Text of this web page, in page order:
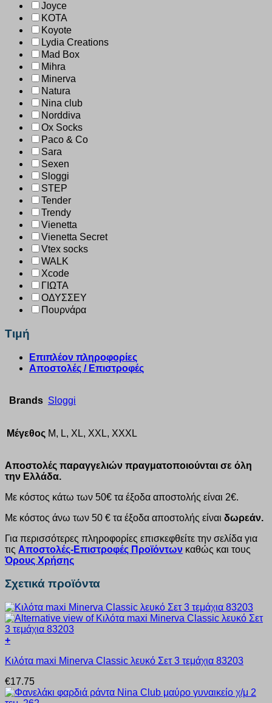
Joyce
KOTA
Koyote
Lydia Creations
Mad Box
Mihra
Minerva
Natura
Nina club
Norddiva
Ox Socks
Paco & Co
Sara
Sexen
Sloggi
STEP
Tender
Trendy
Vienetta
Vienetta Secret
Vtex socks
WALK
Xcode
ΓΙΩΤΑ
ΟΔΥΣΣΕΥ
Πουρνάρα
Τιμή
Επιπλέον πληροφορίες
Αποστολές / Επιστροφές
Brands Sloggi
Μέγεθος M, L, XL, XXL, XXXL
Αποστολές παραγγελιών πραγματοποιούνται σε όλη
την Ελλάδα.
Με κόστος κάτω των 50€ τα έξοδα αποστολής είναι 2€.
Με κόστος άνω των 50 € τα έξοδα αποστολής είναι δωρεάν.
Για περισσότερες πληροφορίες επισκεφθείτε την σελίδα για
τις Αποστολές-Επιστροφές Προϊόντων καθώς και τους
Όρους Χρήσης
Σχετικά προϊόντα
+
το
έχει
πολλαπλές
Κιλότα maxi Minerva Classic λευκό Σετ 3 τεμάχια 83203
€17.75